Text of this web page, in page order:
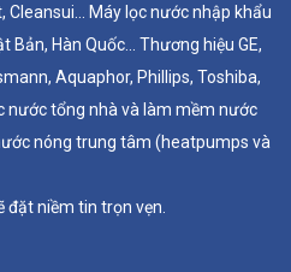
Cleansui... Máy lọc nước nhập khẩu
Bản, Hàn Quốc... Thương hiệu GE,
Aquaphor, Phillips, Toshiba,
nước tổng nhà và làm mềm nước
nóng trung tâm (heatpumps và
đặt niềm tin trọn vẹn.